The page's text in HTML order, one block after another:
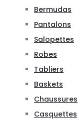
Bermudas
Pantalons
Salopettes
Robes
Tabliers
Baskets
Chaussures
Casquettes